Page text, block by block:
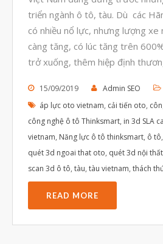
triển ngành ô tô, tàu. Dù các
có nhiều nổ lực, nhưng lượng xe
càng tăng, có lúc tăng trên
trở xuống, thêm hiệp định
15/09/2019 Admin SEO
áp lực oto vietnam, cải tiến oto,
công nghệ ô tô Thinksmart, in 3d SLA
vietnam, Năng lực ô tô thinksmart, ô tô,
quét 3d ngoai that oto, quét 3d nội
scan 3d ô tô, tàu, tàu vietnam, thách
READ MORE